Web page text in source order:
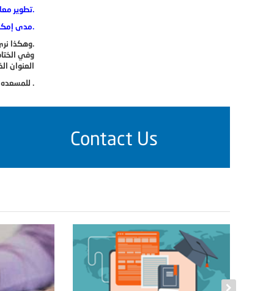
تطوير معايير تميز المستوى الجامعي في مؤسسات التعليم العالي في الجمهورية العربية السورية.
مدى إمكانية تطبيق مفاهيم إدارة الجودة الشاملة في جامعة مؤتة من وجهة نظر الإداريين فيها.
وهكذامن أهم الأقسام التي تتم دراستها في الجامعة، ويساهم بدور كبير في تطوير المجتمع، وتدفع عجلة التطور فيه نحو الأمام.
وفي
العنوان
للمسعده مباشرة .
Contact Us